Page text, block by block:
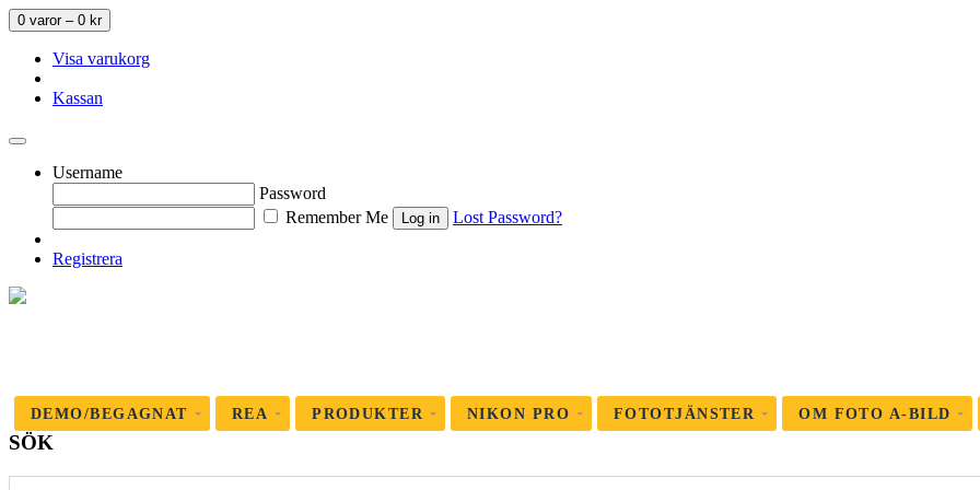
0 varor – 0 kr
Visa varukorg
Kassan
Username
Password
Remember Me
Lost Password?
Registrera
DEMO/BEGAGNAT REA PRODUKTER NIKON PRO FOTOTJÄNSTER OM FOTO A-BILD
SÖK